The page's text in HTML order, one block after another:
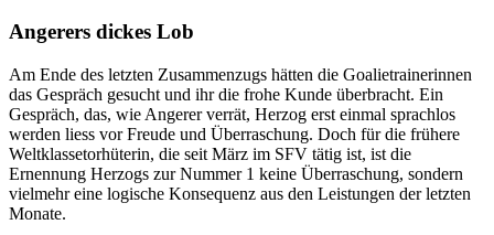
Angerers dickes Lob
Am Ende des letzten Zusammenzugs hätten die Goalietrainerinnen
das Gespräch gesucht und ihr die frohe Kunde überbracht. Ein
Gespräch, das, wie Angerer verrät, Herzog erst einmal sprachlos
werden liess vor Freude und Überraschung. Doch für die frühere
Weltklassetorhüterin, die seit März im SFV tätig ist, ist die
Ernennung Herzogs zur Nummer 1 keine Überraschung, sondern
vielmehr eine logische Konsequenz aus den Leistungen der letzten
Monate.